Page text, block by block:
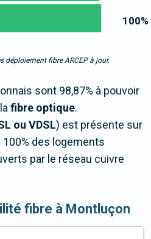
100%
déploiement fibre ARCEP à jour.
sont 98,87% à pouvoir
fibre optique.
ou VDSL) est présente sur
des logements
par le réseau cuivre
fibre à Montluçon